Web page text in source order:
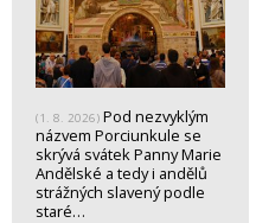
(1. 8. 2026) Pod nezvyklým
názvem Porciunkule se
skrývá svátek Panny Marie
Andělské a tedy i andělů
strážných slavený podle
staré…